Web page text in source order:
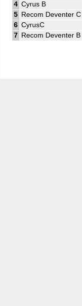
4 Cyrus B
5 Recom Deventer C
6 CyrusC
7 Recom Deventer B